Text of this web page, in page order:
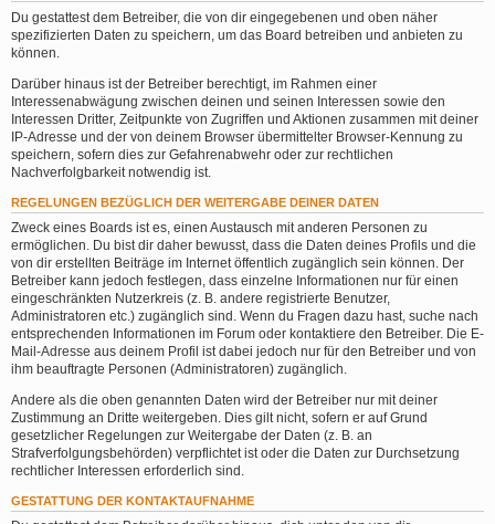
Du gestattest dem Betreiber, die von dir eingegebenen und oben näher
spezifizierten Daten zu speichern, um das Board betreiben und anbieten zu
können.
Darüber hinaus ist der Betreiber berechtigt, im Rahmen einer
Interessenabwägung zwischen deinen und seinen Interessen sowie den
Interessen Dritter, Zeitpunkte von Zugriffen und Aktionen zusammen mit deiner
IP-Adresse und der von deinem Browser übermittelter Browser-Kennung zu
speichern, sofern dies zur Gefahrenabwehr oder zur rechtlichen
Nachverfolgbarkeit notwendig ist.
REGELUNGEN BEZÜGLICH DER WEITERGABE DEINER DATEN
Zweck eines Boards ist es, einen Austausch mit anderen Personen zu
ermöglichen. Du bist dir daher bewusst, dass die Daten deines Profils und die
von dir erstellten Beiträge im Internet öffentlich zugänglich sein können. Der
Betreiber kann jedoch festlegen, dass einzelne Informationen nur für einen
eingeschränkten Nutzerkreis (z. B. andere registrierte Benutzer,
Administratoren etc.) zugänglich sind. Wenn du Fragen dazu hast, suche nach
entsprechenden Informationen im Forum oder kontaktiere den Betreiber. Die E-
Mail-Adresse aus deinem Profil ist dabei jedoch nur für den Betreiber und von
ihm beauftragte Personen (Administratoren) zugänglich.
Andere als die oben genannten Daten wird der Betreiber nur mit deiner
Zustimmung an Dritte weitergeben. Dies gilt nicht, sofern er auf Grund
gesetzlicher Regelungen zur Weitergabe der Daten (z. B. an
Strafverfolgungsbehörden) verpflichtet ist oder die Daten zur Durchsetzung
rechtlicher Interessen erforderlich sind.
GESTATTUNG DER KONTAKTAUFNAHME